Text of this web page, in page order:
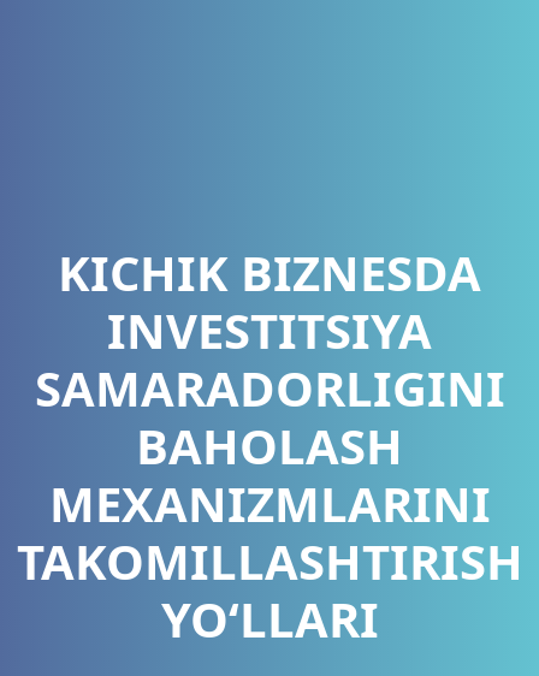
KICHIK BIZNESDA
INVESTITSIYA
SAMARADORLIGINI
BAHOLASH
MEXANIZMLARINI
TAKOMILLASHTIRISH
YO‘LLARI